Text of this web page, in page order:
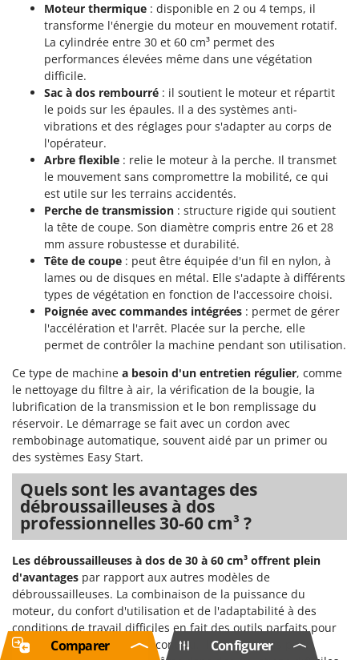
Moteur thermique : disponible en 2 ou 4 temps, il
transforme l'énergie du moteur en mouvement rotatif.
La cylindrée entre 30 et 60 cm³ permet des
performances élevées même dans une végétation
difficile.
Sac à dos rembourré : il soutient le moteur et répartit
le poids sur les épaules. Il a des systèmes anti-
vibrations et des réglages pour s'adapter au corps de
l'opérateur.
Arbre flexible : relie le moteur à la perche. Il transmet
le mouvement sans compromettre la mobilité, ce qui
est utile sur les terrains accidentés.
Perche de transmission : structure rigide qui soutient
la tête de coupe. Son diamètre compris entre 26 et 28
mm assure robustesse et durabilité.
Tête de coupe : peut être équipée d'un fil en nylon, à
lames ou de disques en métal. Elle s'adapte à différents
types de végétation en fonction de l'accessoire choisi.
Poignée avec commandes intégrées : permet de gérer
l'accélération et l'arrêt. Placée sur la perche, elle
permet de contrôler la machine pendant son utilisation.
Ce type de machine a besoin d'un entretien régulier, comme
le nettoyage du filtre à air, la vérification de la bougie, la
lubrification de la transmission et le bon remplissage du
réservoir. Le démarrage se fait avec un cordon avec
rembobinage automatique, souvent aidé par un primer ou
des systèmes Easy Start.
Quels sont les avantages des
débroussailleuses à dos
professionnelles 30-60 cm³ ?
Les débroussailleuses à dos de 30 à 60 cm³ offrent plein
d'avantages par rapport aux autres modèles de
débroussailleuses. La combinaison de la puissance du
moteur, du confort d'utilisation et de l'adaptabilité à des
conditions de travail difficiles en fait des outils parfaits pour
un usage professionnel et continu. Ils sont conçus pour
Configurer
Comparer